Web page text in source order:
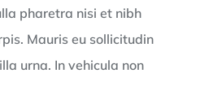
pharetra nisi et nibh
Mauris eu sollicitudin
urna. In vehicula non